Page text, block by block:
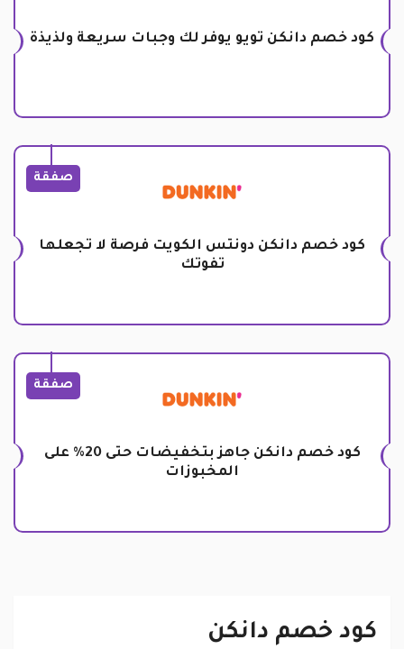
كود خصم دانكن تويو يوفر لك وجبات سريعة ولذيذة
صفقة
كود خصم دانكن دونتس الكويت فرصة لا تجعلها
تفوتك
صفقة
كود خصم دانكن جاهز بتخفيضات حتى 20% على
المخبوزات
كود خصم دانكن